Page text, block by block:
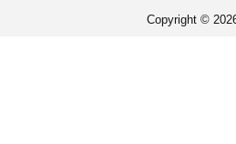
Copyright ©